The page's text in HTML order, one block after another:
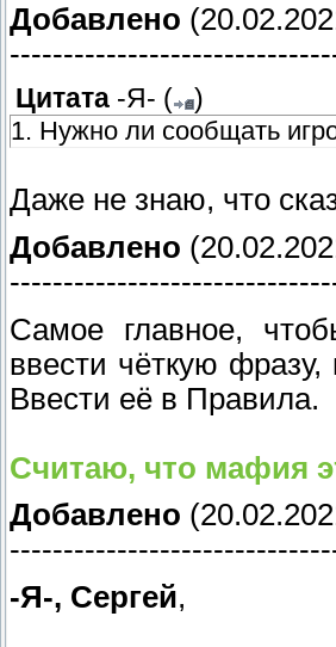
Добавлено
Цитата -Я- (
)
1. Нужно ли сообщать
Даже не знаю, что
Добавлено
Самое главное,
ввести чёткую фразу,
Ввести её в Правила.
Считаю, что мафия
Добавлено
-Я-, Сергей,